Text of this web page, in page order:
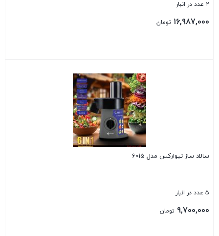
2 عدد در انبار
16,987,000 تومان
سالاد ساز تیوارکس مدل 6015
5 عدد در انبار
9,700,000 تومان